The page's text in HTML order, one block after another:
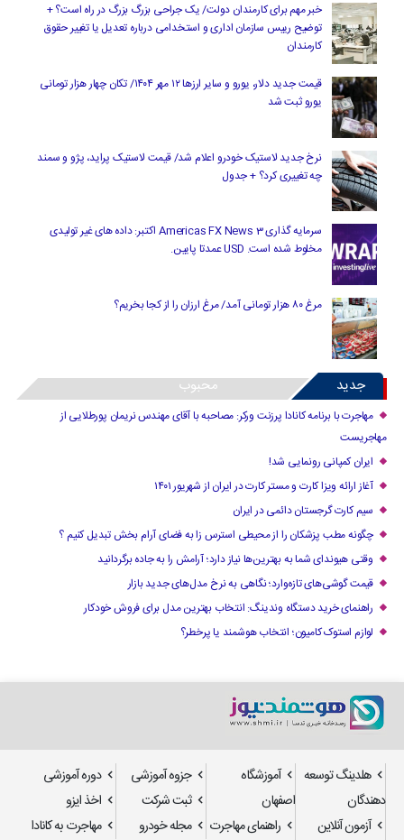
خبر مهم برای کارمندان دولت/ یک جراحی بزرگ بزرگ در راه است؟ +
توضیح رییس سازمان اداری و استخدامی درباره تعدیل یا تغییر حقوق
کارمندان
قیمت جدید دلار، یورو و سایر ارزها ۱۲ مهر ۱۴۰۴/ تکان چهار هزار تومانی
یورو ثبت شد
نرخ جدید لاستیک خودرو اعلام شد/ قیمت لاستیک پراید، پژو و سمند
چه تغییری کرد؟ + جدول
سرمایه گذاری Americas FX News 3 اکتبر: داده های غیر تولیدی
مخلوط شده است. USD عمدتا پایین.
مرغ ۸۰ هزار تومانی آمد/ مرغ ارزان را از کجا بخریم؟
جدید محبوب
مهاجرت با برنامه کانادا پرزنت ورکر: مصاحبه با آقای مهندس نریمان پورطلایی از
مهاجریست
ایران کمپانی رونمایی شد!
آغاز ارائه ویزا کارت و مستر کارت در ایران از شهریور ۱۴۰۱
سیم کارت گرجستان دائمی در ایران
چگونه مطب پزشکان را از محیطی استرس زا به فضای آرام بخش تبدیل کنیم ؟
وقتی هیوندای شما به بهترین‌ها نیاز دارد؛ آرامش را به جاده برگردانید
قیمت گوشی‌های تازه‌وارد؛ نگاهی به نرخ مدل‌های جدید بازار
راهنمای خرید دستگاه وندینگ: انتخاب بهترین مدل برای فروش خودکار
لوازم استوک کامیون؛ انتخاب هوشمند یا پرخطر؟
هلدینگ توسعه
دهندگان
آموزشگاه
اصفهان
جزوه آموزشی
دوره آموزشی
ثبت شرکت
اخذ ایزو
آزمون آنلاین
راهنمای مهاجرت مجله خودرو مهاجرت به کانادا